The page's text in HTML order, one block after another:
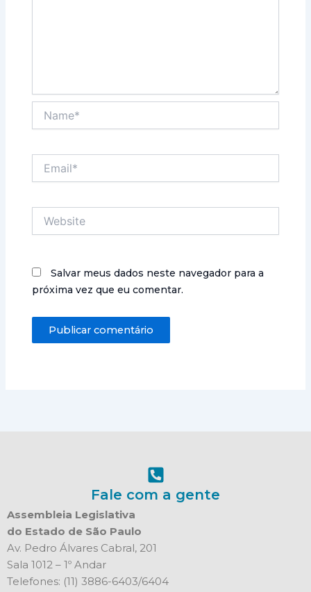
Salvar meus dados neste navegador para a
próxima vez que eu comentar.
Fale com a gente
Assembleia Legislativa
do Estado de São Paulo
Av. Pedro Álvares Cabral, 201
Sala 1012 – 1º Andar
Telefones: (11) 3886-6403/6404